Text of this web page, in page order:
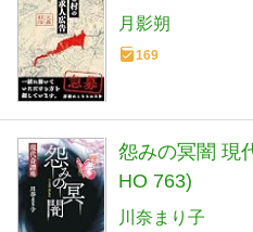
月影朔
169
怨みの冥闇 現
HO 763)
川奈まり子